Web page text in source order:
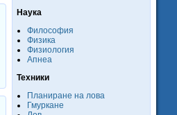
Наука
Философия
Физика
Физиология
Апнеа
Техники
Планиране на лова
Гмуркане